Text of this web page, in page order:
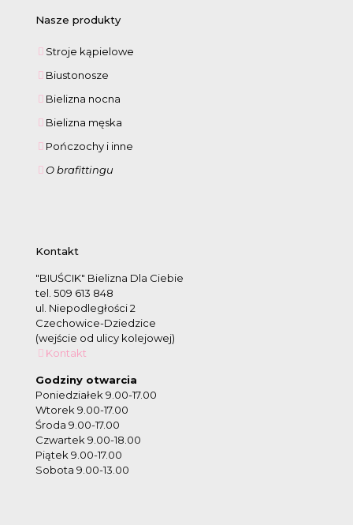
Nasze produkty
Stroje kąpielowe
Biustonosze
Bielizna nocna
Bielizna męska
Pończochy i inne
O brafittingu
Kontakt
"BIUŚCIK" Bielizna Dla Ciebie
tel. 509 613 848
ul. Niepodległości 2
Czechowice-Dziedzice
(wejście od ulicy kolejowej)
Kontakt
Godziny otwarcia
Poniedziałek 9.00-17.00
Wtorek 9.00-17.00
Środa 9.00-17.00
Czwartek 9.00-18.00
Piątek 9.00-17.00
Sobota 9.00-13.00